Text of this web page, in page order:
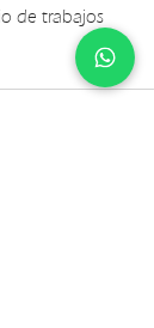
de trabajos